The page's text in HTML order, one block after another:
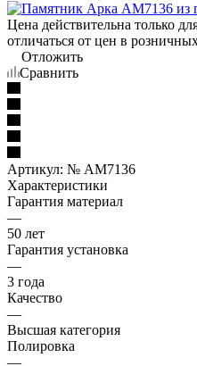
Цена действительна только
отличаться от цен в
Отложить
Сравнить
Артикул: № AM7136
Характеристики
Гарантия материал
—
50 лет
Гарантия установка
—
3 года
Качество
—
Высшая категория
Полировка
—